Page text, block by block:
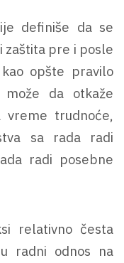
definiše da se
zaštita pre i posle
opšte pravilo
da otkaže
vreme trudnoće,
sa rada radi
radi posebne
relativno česta
radni odnos na